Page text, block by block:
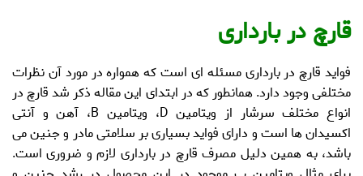
قارچ در بارداری
فواید قارچ در بارداری مسئله ای است که همواره در مورد آن نظرات
مختلفی وجود دارد. همانطور که در ابتدای این مقاله ذکر شد قارچ در
انواع مختلف سرشار از ویتامین D، ویتامین B، آهن و آنتی
اکسیدان ها است و دارای فواید بسیاری بر سلامتی مادر و جنین می
باشد، به همین دلیل مصرف قارچ در بارداری لازم و ضروری است.